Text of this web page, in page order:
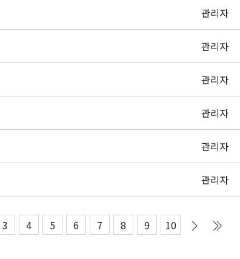
관리자
관리자
관리자
관리자
관리자
관리자
3 4 5 6 7 8 9 10